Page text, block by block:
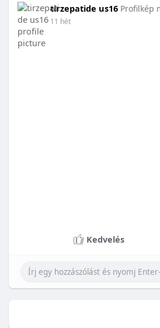
tirzepatide us16 Profilkép
11 hét
Kedvelés